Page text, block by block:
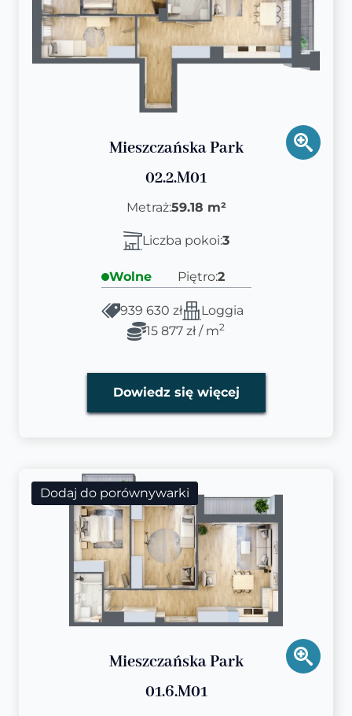
Mieszczańska Park
02.2.M01
Metraż:59.18 m²
Liczba pokoi:3
Wolne Piętro:2
939 630 zł
Loggia
15 877 zł / m2
Dowiedz się więcej
Dodaj do porównywarki
Mieszczańska Park
01.6.M01